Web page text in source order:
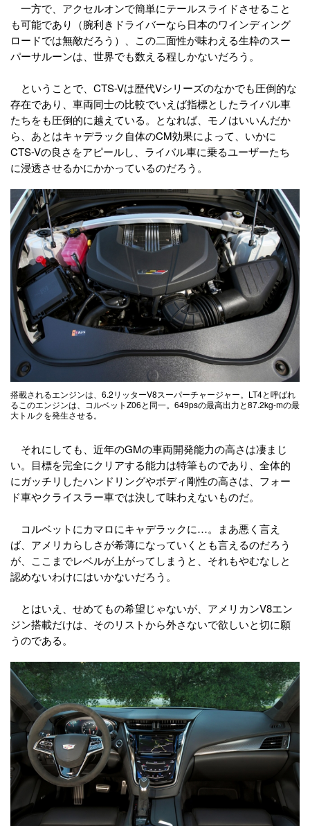
一方で、アクセルオンで簡単にテールスライドさせること
も可能であり（腕利きドライバーなら日本のワインディング
ロードでは無敵だろう）、この二面性が味わえる生粋のスー
パーサルーンは、世界でも数える程しかないだろう。
ということで、CTS-Vは歴代Vシリーズのなかでも圧倒的な
存在であり、車両同士の比較でいえば指標としたライバル車
たちをも圧倒的に越えている。となれば、モノはいいんだか
ら、あとはキャデラック自体のCM効果によって、いかに
CTS-Vの良さをアピールし、ライバル車に乗るユーザーたち
に浸透させるかにかかっているのだろう。
搭載されるエンジンは、6.2リッターV8スーパーチャージャー。LT4と呼ばれ
るこのエンジンは、コルベットZ06と同一。649psの最高出力と87.2kg-mの最
大トルクを発生させる。
それにしても、近年のGMの車両開発能力の高さは凄まじ
い。目標を完全にクリアする能力は特筆ものであり、全体的
にガッチリしたハンドリングやボディ剛性の高さは、フォー
ド車やクライスラー車では決して味わえないものだ。
コルベットにカマロにキャデラックに…。まあ悪く言え
ば、アメリカらしさが希薄になっていくとも言えるのだろう
が、ここまでレベルが上がってしまうと、それもやむなしと
認めないわけにはいかないだろう。
とはいえ、せめてもの希望じゃないが、アメリカンV8エン
ジン搭載だけは、そのリストから外さないで欲しいと切に願
うのである。